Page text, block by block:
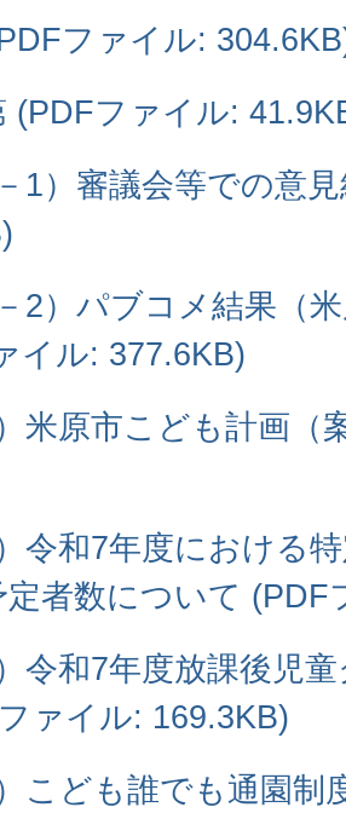
ファイル:
(PDFファイル:
－1）審議会等での意
－2）パブコメ結果（
イル: 377.6KB)
）米原市こども計画
）令和7年度における
定者数について (PDF
）令和7年度放課後児
ァイル: 169.3KB)
）こども誰でも通園